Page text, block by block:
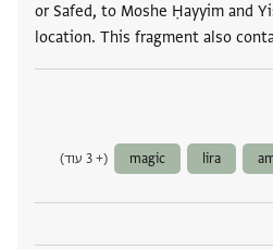
or Safed, to Moshe Ḥayyim and
location. This fragment also
lira
magic (+ 3 עוד)